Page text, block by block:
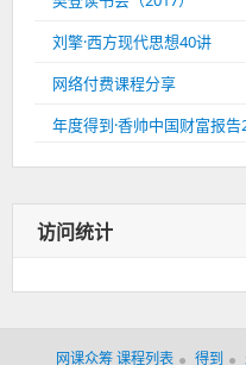
刘擎·西方现代思想40讲
网络付费课程分享
年度得到·香帅中国财富报告
访问统计
网课众筹 课程列表 得到